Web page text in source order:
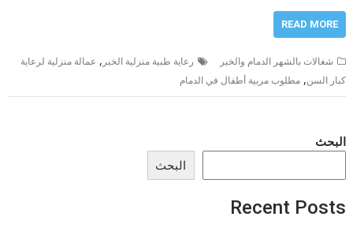
READ MORE
شغالات بالشهر الدمام والخبر رعاية طبية منزلية الخبر , عمالة منزلية لرعاية
كبار السن,مطلوب مربية أطفال في الدمام
البحث
البحث
Recent Posts